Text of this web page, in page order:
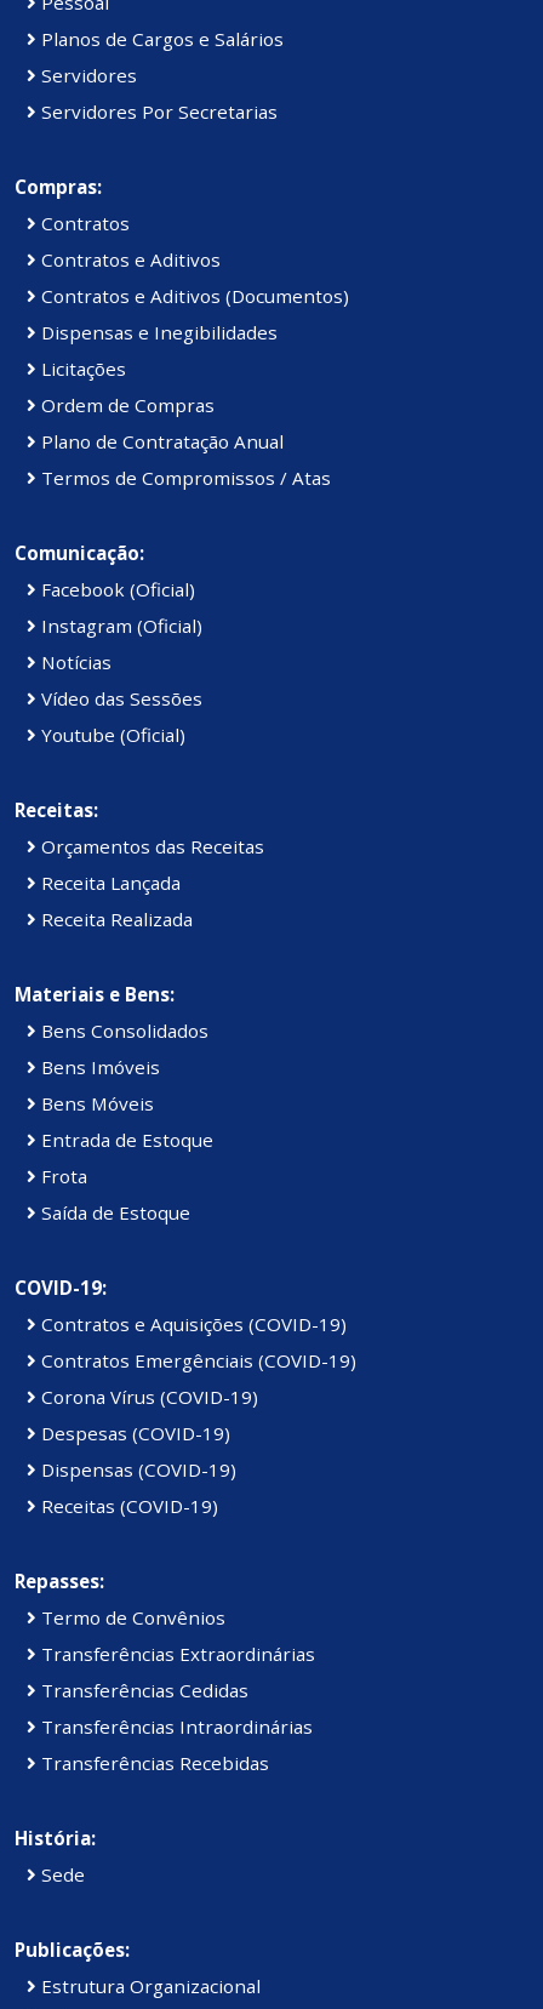
Planos de Cargos e Salários
Servidores
Servidores Por Secretarias
Compras:
Contratos
Contratos e Aditivos
Contratos e Aditivos (Documentos)
Dispensas e Inegibilidades
Licitações
Ordem de Compras
Plano de Contratação Anual
Termos de Compromissos / Atas
Comunicação:
Facebook (Oficial)
Instagram (Oficial)
Notícias
Vídeo das Sessões
Youtube (Oficial)
Receitas:
Orçamentos das Receitas
Receita Lançada
Receita Realizada
Materiais e Bens:
Bens Consolidados
Bens Imóveis
Bens Móveis
Entrada de Estoque
Frota
Saída de Estoque
COVID-19:
Contratos e Aquisições (COVID-19)
Contratos Emergênciais (COVID-19)
Corona Vírus (COVID-19)
Despesas (COVID-19)
Dispensas (COVID-19)
Receitas (COVID-19)
Repasses:
Termo de Convênios
Transferências Extraordinárias
Transferências Cedidas
Transferências Intraordinárias
Transferências Recebidas
História:
Sede
Publicações:
Estrutura Organizacional